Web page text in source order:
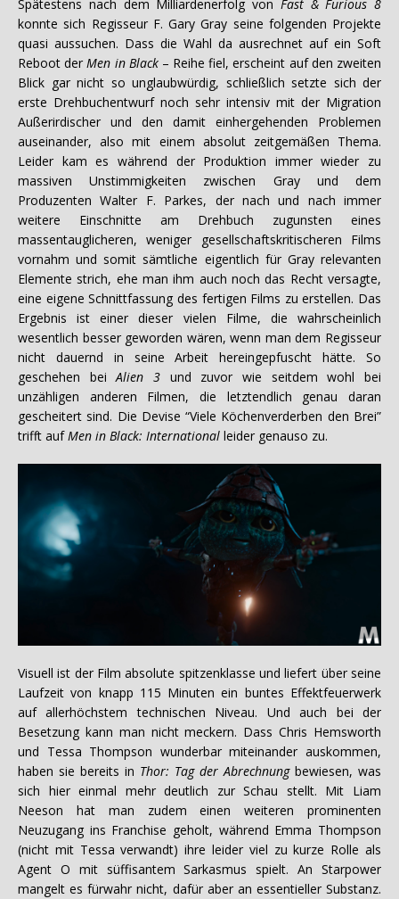
Spätestens nach dem Milliardenerfolg von Fast & Furious 8
konnte sich Regisseur F. Gary Gray seine folgenden Projekte
quasi aussuchen. Dass die Wahl da ausrechnet auf ein Soft
Reboot derMen in Black– Reihe fiel, erscheint auf den zweiten
Blick gar nicht so unglaubwürdig, schließlich setzte sich der
erste Drehbuchentwurf noch sehr intensiv mit der Migration
Außerirdischer und den damit einhergehenden Problemen
auseinander, also mit einem absolut zeitgemäßen Thema.
Leider kam es während der Produktion immer wieder zu
massiven Unstimmigkeiten zwischen Gray und dem
Produzenten Walter F. Parkes, der nach und nach immer
weitere Einschnitte am Drehbuch zugunsten eines
massentauglicheren, weniger gesellschaftskritischeren Films
vornahm und somit sämtliche eigentlich für Gray relevanten
Elemente strich, ehe man ihm auch noch das Recht versagte,
eine eigene Schnittfassung des fertigen Films zu erstellen. Das
Ergebnis ist einer dieser vielen Filme, die wahrscheinlich
wesentlich besser geworden wären, wenn man dem Regisseur
nicht dauernd in seine Arbeit hereingepfuscht hätte. So
geschehen beiAlien 3 und zuvor wie seitdem wohl bei
unzähligen anderen Filmen, die letztendlich genau daran
gescheitert sind. Die Devise “Viele Köchenverderben den Brei”
trifft aufMen in Black: International leider genauso zu.
Visuell ist der Film absolute spitzenklasse und liefert über seine
Laufzeit von knapp 115 Minuten ein buntes Effektfeuerwerk
auf allerhöchstem technischen Niveau. Und auch bei der
Besetzung kann man nicht meckern. Dass Chris Hemsworth
und Tessa Thompson wunderbar miteinander auskommen,
haben sie bereits in Thor: Tag der Abrechnungbewiesen, was
sich hier einmal mehr deutlich zur Schau stellt. Mit Liam
Neeson hat man zudem einen weiteren prominenten
Neuzugang ins Franchise geholt, während Emma Thompson
(nicht mit Tessa verwandt) ihre leider viel zu kurze Rolle als
Agent O mit süffisantem Sarkasmus spielt. An Starpower
mangelt es fürwahr nicht, dafür aber an essentieller Substanz.